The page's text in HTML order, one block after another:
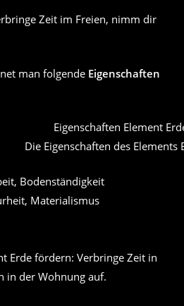
Zeit im Freien, nimm dir
man folgende Eigenschaften
Die Eigenschaften des Elements
Bodenständigkeit
Materialismus
Erde fördern: Verbringe Zeit in
in der Wohnung auf.